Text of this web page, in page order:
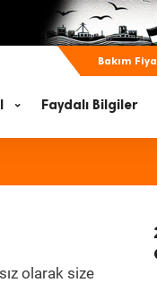
Bakım
Faydalı Bilgiler
olarak size